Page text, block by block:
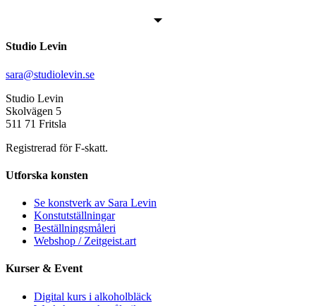
Studio Levin
sara@studiolevin.se
Studio Levin
Skolvägen 5
511 71 Fritsla
Registrerad för F-skatt.
Utforska konsten
Se konstverk av Sara Levin
Konstutställningar
Beställningsmåleri
Webshop / Zeitgeist.art
Kurser & Event
Digital kurs i alkoholbläck